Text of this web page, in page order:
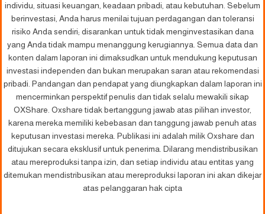
individu, situasi keuangan, keadaan pribadi, atau kebutuhan. Sebelum
berinvestasi, Anda harus menilai tujuan perdagangan dan toleransi
risiko Anda sendiri; disarankan untuk tidak menginvestasikan dana
yang Anda tidak mampu menanggung kerugiannya. Semua data dan
konten dalam laporan ini dimaksudkan untuk mendukung keputusan
investasi independen dan bukan merupakan saran atau rekomendasi
pribadi. Pandangan dan pendapat yang diungkapkan dalam laporan ini
mencerminkan perspektif penulis dan tidak selalu mewakili sikap
OXShare. Oxshare tidak bertanggung jawab atas pilihan investor,
karena mereka memiliki kebebasan dan tanggung jawab penuh atas
keputusan investasi mereka. Publikasi ini adalah milik Oxshare dan
ditujukan secara eksklusif untuk penerima. Dilarang mendistribusikan
atau mereproduksi tanpa izin, dan setiap individu atau entitas yang
ditemukan mendistribusikan atau mereproduksi laporan ini akan dikejar
atas pelanggaran hak cipta